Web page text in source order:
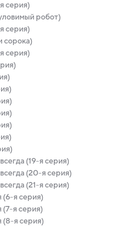
серия)
робот)
серия)
сорока)
серия)
(19-я серия)
(20-я серия)
(21-я серия)
(6-я серия)
(7-я серия)
(8-я серия)